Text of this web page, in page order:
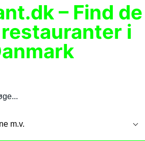
– Find de
i
m.v.